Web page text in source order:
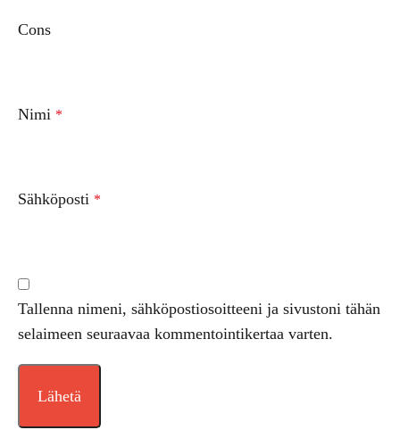
Cons
Nimi *
Sähköposti *
Tallenna nimeni, sähköpostiosoitteeni ja sivustoni tähän
selaimeen seuraavaa kommentointikertaa varten.